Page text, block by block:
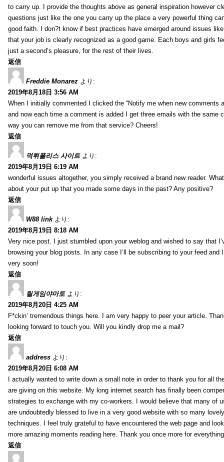
to carry up. I provide the thoughts above as general inspiration however
questions just like the one you carry up the place a very powerful thing
good faith. I don?t know if best practices have emerged around issues
that your job is clearly recognized as a good game. Each boys and girls
just a second’s pleasure, for the rest of their lives.
返信
Freddie Monarez より:
2019年8月18日 3:56 AM
When I initially commented I clicked the “Notify me when new comments
and now each time a comment is added I get three emails with the same
way you can remove me from that service? Cheers!
返信
먹튀폴리스 사이트 より:
2019年8月19日 6:19 AM
wonderful issues altogether, you simply received a brand new reader.
about your put up that you made some days in the past? Any positive?
返信
W88 link より:
2019年8月19日 8:18 AM
Very nice post. I just stumbled upon your weblog and wished to say that
browsing your blog posts. In any case I’ll be subscribing to your feed and
very soon!
返信
릴게임야마토 より:
2019年8月20日 4:25 AM
F*ckin’ tremendous things here. I am very happy to peer your article.
looking forward to touch you. Will you kindly drop me a mail?
返信
address より:
2019年8月20日 6:08 AM
I actually wanted to write down a small note in order to thank you for all
are giving on this website. My long internet search has finally been
strategies to exchange with my co-workers. I would believe that many of
are undoubtedly blessed to live in a very good website with so many
techniques. I feel truly grateful to have encountered the web page and
more amazing moments reading here. Thank you once more for
返信